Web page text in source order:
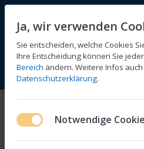
Menü Anmelden Vergleichen
Bremsenteile
Ja, wir verwenden
Sie entscheiden, welche Cookies
Ihre Entscheidung können Sie
Bereich ändern. Weitere Infos
Datenschutzerklärung.
Notwendige